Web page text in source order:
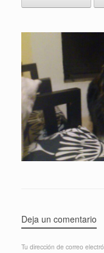
Deja un comentario
Tu dirección de correo